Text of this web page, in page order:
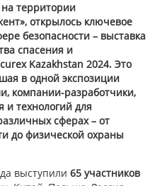
территории
открылось ключевое
безопасности – выставка
спасения и
Kazakhstan 2024. Это
в одной экспозиции
компании-разработчики,
и технологий для
сферах – от
до физической охраны
выступили 65 участников